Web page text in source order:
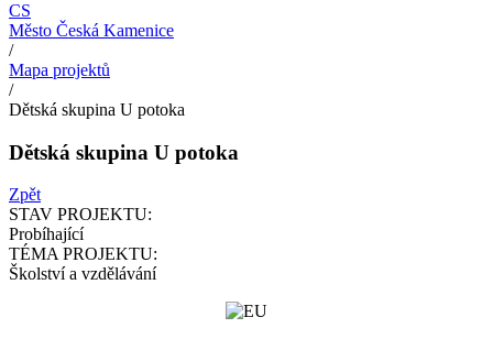
CS
Město Česká Kamenice
/
Mapa projektů
/
Dětská skupina U potoka
Dětská skupina U potoka
Zpět
STAV PROJEKTU:
Probíhající
TÉMA PROJEKTU:
Školství a vzdělávání